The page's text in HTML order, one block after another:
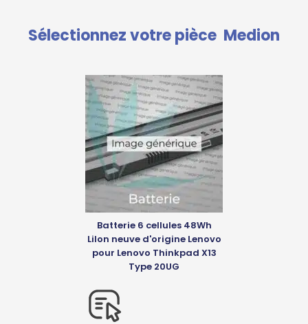
Sélectionnez votre pièce Medion
Batterie 6 cellules 48Wh
LiIon neuve d'origine Lenovo
pour Lenovo Thinkpad X13
Type 20UG